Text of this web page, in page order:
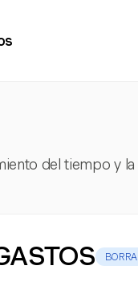
del tiempo y